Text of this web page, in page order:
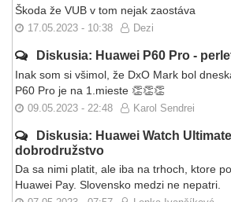
Škoda že VUB v tom nejak zaostáva
17.05.2023 - 10:38 Dezi
Diskusia: Huawei P60 Pro -
Inak som si všimol, že DxO Mark bol
P60 Pro je na 1.mieste 👏👏👏
09.05.2023 - 22:48 Karol Sendrei
Diskusia: Huawei Watch
dobrodružstvo
Da sa nimi platit, ale iba na trhoch, ktore
Huawei Pay. Slovensko medzi ne nepatri.